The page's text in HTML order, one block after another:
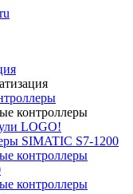
контроллеры
LOGO!
SIMATIC S7-1200
контроллеры
контроллеры